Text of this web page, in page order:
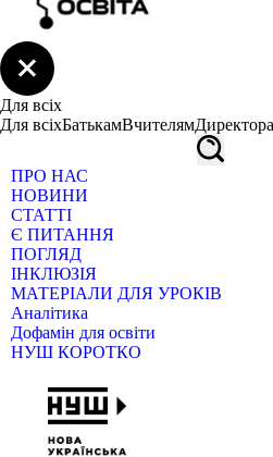
Для всіх
Для всіхБатькамВчителям
ПРО НАС
НОВИНИ
СТАТТІ
Є ПИТАННЯ
ПОГЛЯД
ІНКЛЮЗІЯ
МАТЕРІАЛИ ДЛЯ УРОКІВ
Аналітика
Дофамін для освіти
НУШ КОРОТКО